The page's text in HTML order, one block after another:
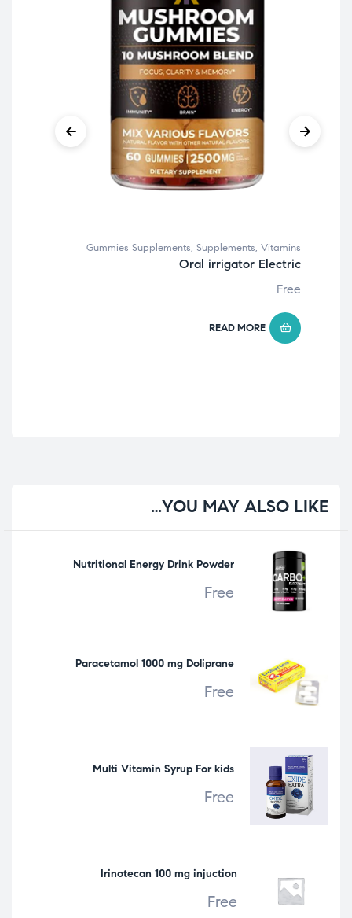
Gummies Supplements, Supplements, Vitamins
Oral irrigator Electric
Free
READ MORE
YOU MAY ALSO LIKE…
Nutritional Energy Drink Powder
Free
Paracetamol 1000 mg Doliprane
Free
Multi Vitamin Syrup For kids
Free
Irinotecan 100 mg injuction
Free